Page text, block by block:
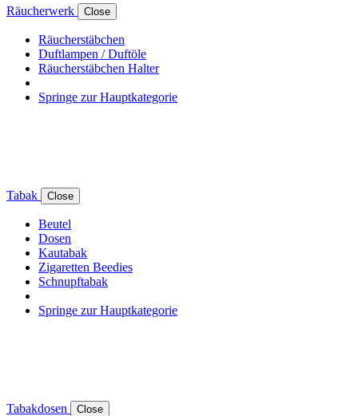
Räucherwerk Close
Räucherstäbchen
Duftlampen / Duftöle
Räucherstäbchen Halter
Springe zur Hauptkategorie
Tabak Close
Beutel
Dosen
Kautabak
Zigaretten Beedies
Schnupftabak
Springe zur Hauptkategorie
Tabakdosen Close